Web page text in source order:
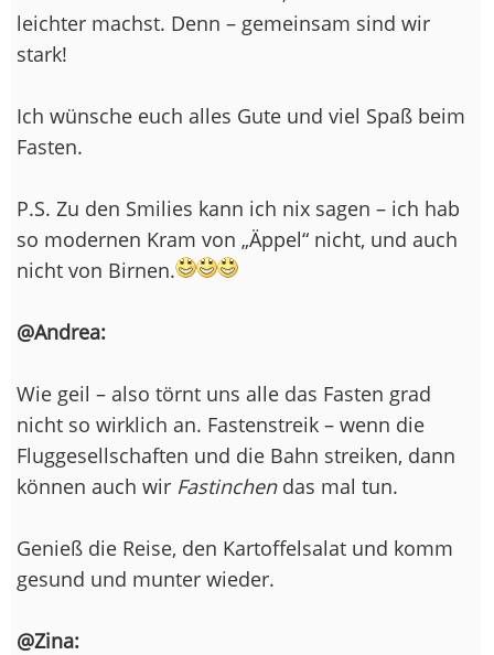
leichter machst. Denn – gemeinsam sind wir
stark!
Ich wünsche euch alles Gute und viel Spaß beim
Fasten.
P.S. Zu den Smilies kann ich nix sagen – ich hab
so modernen Kram von „Äppel“ nicht, und auch
nicht von Birnen.
@Andrea:
Wie geil – also törnt uns alle das Fasten grad
nicht so wirklich an. Fastenstreik – wenn die
Fluggesellschaften und die Bahn streiken, dann
können auch wir Fastinchendas mal tun.
Genieß die Reise, den Kartoffelsalat und komm
gesund und munter wieder.
@Zina: